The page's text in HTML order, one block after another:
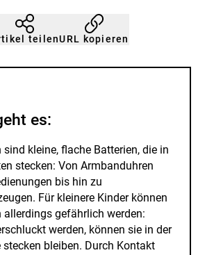
teilenURL kopieren
es:
sind kleine, flache Batterien, die in
stecken: Von Armbanduhren
bis hin zu
Für kleinere Kinder können
allerdings gefährlich werden:
werden, können sie in der
stecken bleiben. Durch Kontakt